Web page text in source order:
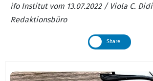
ifo Institut vom 13.07.2022 / Viola C.
Redaktionsbüro
Share